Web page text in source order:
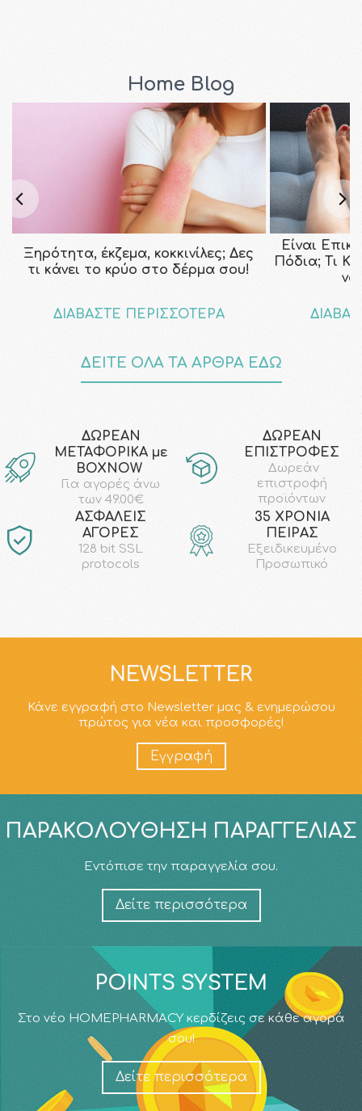
Home Blog
Ξηρότητα, έκζεμα, κοκκινίλες; Δες
τι κάνει το κρύο στο δέρμα σου!
ΔΙΑΒΑΣΤΕ ΠΕΡΙΣΣΟΤΕΡΑ
Είναι
Πόδια; Τι
να
ΔΕΙΤΕ ΟΛΑ ΤΑ ΑΡΘΡΑ ΕΔΩ
ΔΩΡΕΑΝ
ΜΕΤΑΦΟΡΙΚΑ με
ΒΟΧΝΟW
Για αγορές άνω
των 49.00€
ΔΩΡΕΑΝ
ΕΠΙΣΤΡΟΦΕΣ
Δωρεάν
επιστροφή
προϊόντων
AΣΦΑΛΕΙΣ
ΑΓΟΡΕΣ
128 bit SSL
protocols
35 ΧΡΟΝΙΑ
ΠΕΙΡΑΣ
Εξειδικευμένο
Προσωπικό
NEWSLETTER
Κάνε εγγραφή στο Newsletter μας & ενημερώσου
πρώτος για νέα και προσφορές!
Εγγραφή
ΠΑΡΑΚΟΛΟΎΘΗΣΗ ΠΑΡΑΓΓΕΛΊΑΣ
Εντόπισε την παραγγελία σου.
Δείτε περισσότερα
POINTS SYSTEM
Στο νέο HOMEPHARMACY κερδίζεις σε κάθε αγορά
σου!
Δείτε περισσότερα